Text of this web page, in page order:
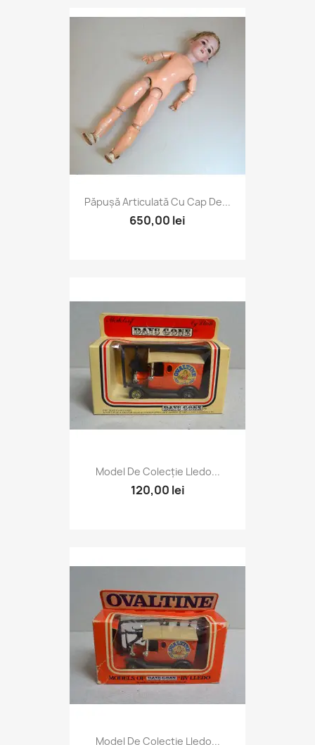
Păpușă Articulată Cu Cap De...
650,00 lei
Model De Colecție Lledo...
120,00 lei
Model De Colecție Lledo...